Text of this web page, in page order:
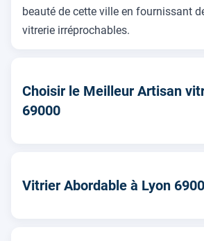
beauté de cette ville en fournissant
vitrerie irréprochables.
Choisir le Meilleur Artisan
69000
Vitrier Abordable à Lyon